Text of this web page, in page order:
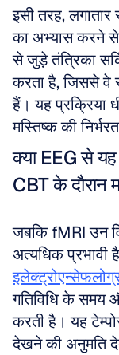
इसी तरह,
का अभ्यास करने
से जुड़े तंत्रिका
करता है, जिससे वे
हैं। यह प्रक्रिया
मस्तिष्क की
क्या EEG से यह
CBT के दौरान
जबकि fMRI उन
गतिविधि के समय
करती है। यह
देखने की अनुमति